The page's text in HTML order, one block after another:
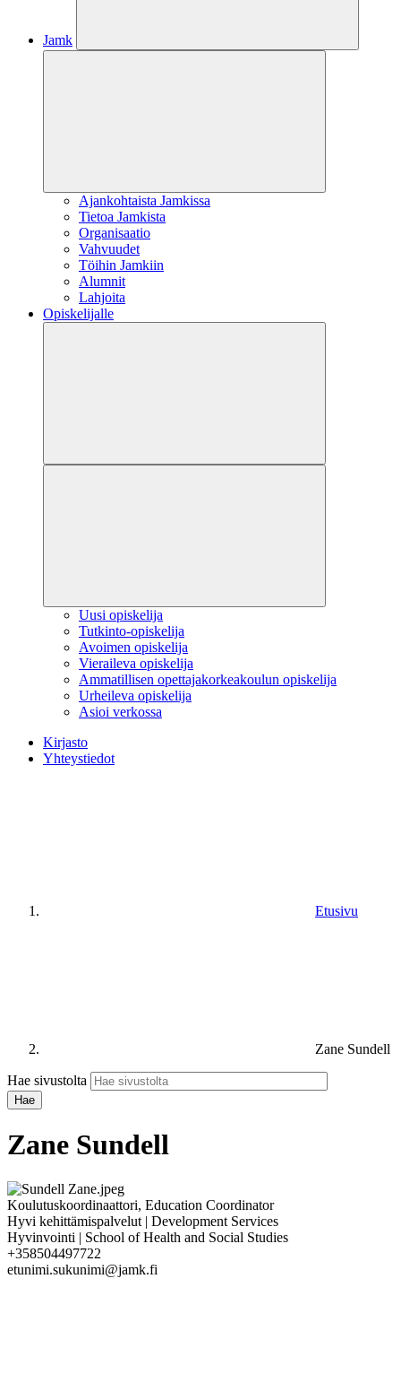
Jamk
Ajankohtaista Jamkissa
Tietoa Jamkista
Organisaatio
Vahvuudet
Töihin Jamkiin
Alumnit
Lahjoita
Opiskelijalle
Uusi opiskelija
Tutkinto-opiskelija
Avoimen opiskelija
Vieraileva opiskelija
Ammatillisen opettajakorkeakoulun opiskelija
Urheileva opiskelija
Asioi verkossa
Kirjasto
Yhteystiedot
Etusivu
Zane Sundell
Hae sivustolta
Zane Sundell
Koulutuskoordinaattori, Education Coordinator
Hyvi kehittämispalvelut | Development Services
Hyvinvointi | School of Health and Social Studies
+358504497722
etunimi.sukunimi@jamk.fi